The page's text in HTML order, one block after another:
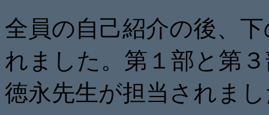
全員の自己紹介の後、
れました。第１部と第
徳永先生が担当されま